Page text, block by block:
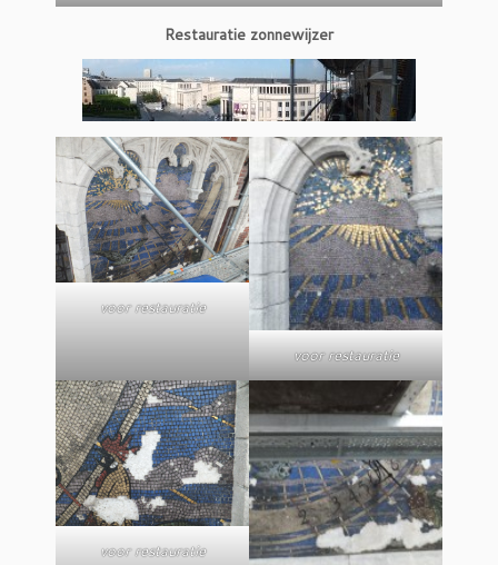
Restauratie zonnewijzer
voor restauratie
voor restauratie
voor restauratie